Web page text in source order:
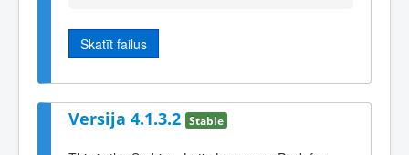
Skatīt failus
Versija 4.1.3.2 Stable